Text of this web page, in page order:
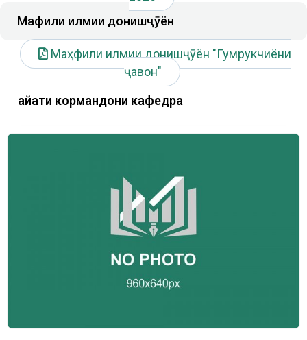
Маҳфили илмии донишҷӯён
Маҳфили илмии донишҷӯён "Гумрукчиёни
ҷавон"
Ҳайати кормандони кафедра